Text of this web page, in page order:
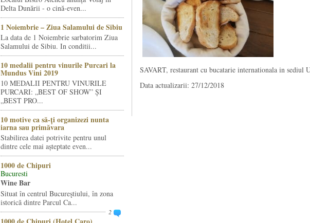
Delta Dunării - o cină-even...
1 Noiembrie – Ziua Salamului de Sibiu
La data de 1 Noiembrie sarbatorim Ziua
Salamului de Sibiu. In conditii...
10 medalii pentru vinurile Purcari la
Mundus Vini 2019
10 MEDALII PENTRU VINURILE
PURCARI: „BEST OF SHOW” ȘI
„BEST PRO...
10 motive ca să-ți organizezi nunta
iarna sau primăvara
Stabilirea datei potrivite pentru unul
dintre cele mai așteptate even...
1000 de Chipuri
Bucuresti
Wine Bar
Situat în centrul Bucureştiului, în zona
istorică dintre Parcul Ca...
2
SAVART, restaurant cu bucatarie internationala in sediul
Data actualizarii: 27/12/2018